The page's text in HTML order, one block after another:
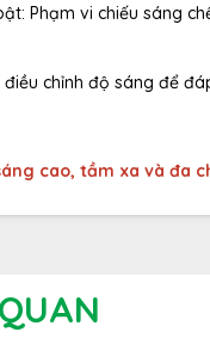
Phạm vi chiếu sáng
chỉnh độ sáng để
cao, tầm xa và đa